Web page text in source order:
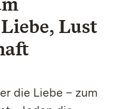
Lust
die Liebe – zum